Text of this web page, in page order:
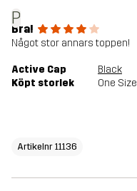
P
Bra!
Något stor annars toppen!
Active Cap
Black
Köpt storlek
One Size
Artikelnr 11136